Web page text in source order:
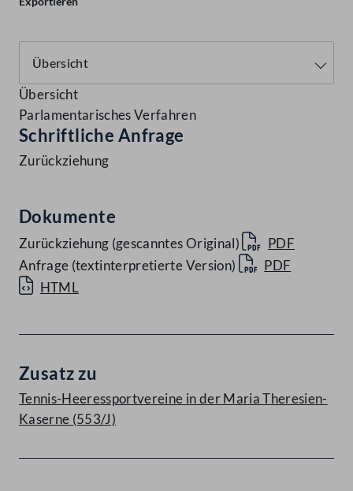
Übersicht
Parlamentarisches Verfahren
Schriftliche Anfrage
Zurückziehung
Dokumente
Zurückziehung (gescanntes Original)
PDF
Anfrage (textinterpretierte Version)
PDF
HTML
Zusatz zu
Tennis-Heeressportvereine in der Maria Theresien-
Kaserne (553/J)